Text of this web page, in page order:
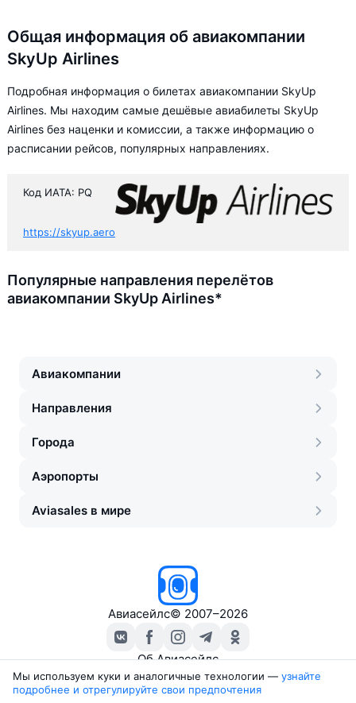
Общая информация об авиакомпании
SkyUp Airlines
Подробная информация о билетах авиакомпании SkyUp
Airlines. Мы находим самые дешёвые авиабилеты SkyUp
Airlines без наценки и комиссии, а также информацию о
расписании рейсов, популярных направлениях.
Код ИАТА: PQ
https://skyup.aero
Популярные направления перелётов
авиакомпании SkyUp Airlines*
Авиакомпании
Направления
Города
Аэропорты
Aviasales в мире
Авиасейлс© 2007–2026
Об Авиасейлс
Пресс‑центр
Travelpayouts
Мы используем куки и аналогичные технологии — узнайте
подробнее и отрегулируйте свои предпочтения